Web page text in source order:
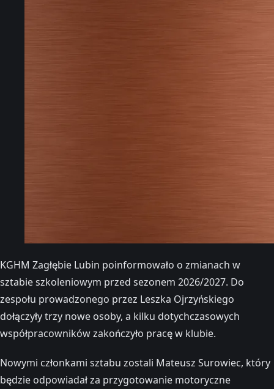
KGHM Zagłębie Lubin poinformowało o zmianach w
sztabie szkoleniowym przed sezonem 2026/2027. Do
zespołu prowadzonego przez Leszka Ojrzyńskiego
dołączyły trzy nowe osoby, a kilku dotychczasowych
współpracowników zakończyło pracę w klubie.
Nowymi członkami sztabu zostali Mateusz Surowiec, który
będzie odpowiadał za przygotowanie motoryczne